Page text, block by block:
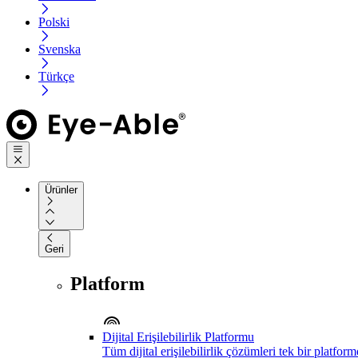
Polski
Svenska
Türkçe
Ürünler
Geri
Platform
Dijital Erişilebilirlik Platformu
Tüm dijital erişilebilirlik çözümleri tek bir